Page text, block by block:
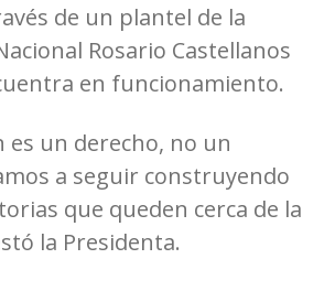
de un plantel de la
Rosario Castellanos
en funcionamiento.
es un derecho, no un
a seguir construyendo
que queden cerca de la
la Presidenta.